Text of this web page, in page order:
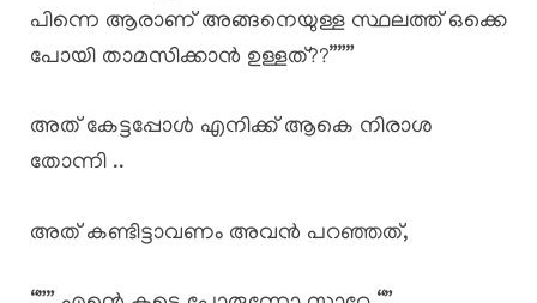
പിന്നെ ആരാണ് അങ്ങനെയുള്ള സ്ഥലത്ത് ഒക്കെ
പോയി താമസിക്കാൻ ഉള്ളത്??”””
അത് കേട്ടപ്പോൾ എനിക്ക് ആകെ നിരാശ
തോന്നി ..
അത് കണ്ടിട്ടാവണം അവൻ പറഞ്ഞത്,